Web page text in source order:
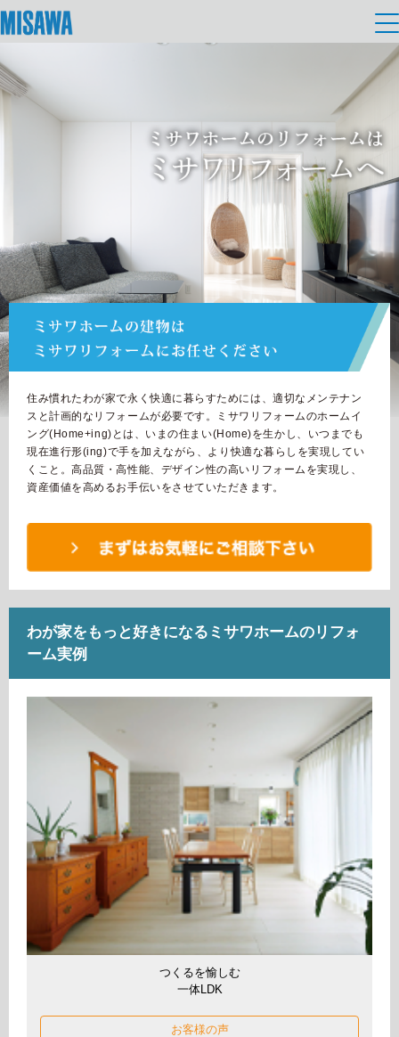
建てる
テクノロジー（住まいの性能）
デザイナーズギャラリー
インテリア
住まいづくりガイド
買う
分譲住宅（建売・土地）検索
中古住宅検索
スムストック検索
分譲マンション検索
[MISAWA RELAY]
住まいの売却
これから住まいをご検討の方
多彩な動画やこだわりが詰まった建築実例、注目の最新情報など、
住まいづくりを楽しく学べるデジタルラウンジです。
ホームラウンジ 新築・戸建て
賃貸住宅
賃貸併用住宅
店舗・各種施設
土地活用モデルルーム見学
土地活用実例
法人のお客さま
企業不動産活用（CRE）戦略
社宅建築
医療・介護・子育て・障がい福祉施設
これから土地活用・賃貸経営をご検討の方
土地活用の基礎から長期安定経営を目指すオーナー様まで、賃貸経
営に役立つ多彩な情報を幅広くお届けします。
ホームラウンジ 土地活用・賃貸経営
戸建て・マンション
ミサワリフォームとは
リフォームの流れ
リフォームメニュー
リフォーム事例
事業用
事業用リノベーション
ホテル・旅館リフォーム
リフォーム営業所
これからリフォームをご検討の方
実例動画や基礎知識、収納の工夫など、理想の住まいを叶えるリフ
ォームの具体策とアイデアを豊富にご用意しています。
ホームラウンジ リフォーム
まちづくり
複合開発・投資開発
複合開発事業（ASMACI-アスマチ-）
再開発・官民連携事業
分譲マンション開発事業
収益不動産・投資開発事業
建築再生事業
事業用売買
事業用地・事業用建物
分譲用地
すべてのフィールドに新しい価値をデザインし、持続可能な未来志
向のまちづくりを実現していきます。
ミサワゼネラルソリューション
オーナーサポート
サポートメニュー
住まいるりんぐ（ロングサポート）
保証制度
ミサワリフォーム
ご相談窓口
お客様センター
ミサワホームオーナーさま・リフォーム工事ご契約者さまとミサワ
ホームを結ぶコミュニケーションサイト。お得・便利・安心なコン
テンツや、ミサワホームからの大切なお知らせなど配信していま
ミサワオーナーズクラブ
企業・IR情報
企業・IR
ニュース
MISAWAについて
ミサワホームグループ
IR情報
SDGs
環境活動
新卒者採用
中途採用
障がい者採用
ウエルネス事業
海外事業
展示場・イベント情報
カタログ請求
住まいのご相談
住み慣れたわが家で永く快適に暮らすためには、適切なメンテナン
スと計画的なリフォームが必要です。ミサワリフォームのホームイ
ング(Home+ing)とは、いまの住まい(Home)を生かし、いつまでも
現在進行形(ing)で手を加えながら、より快適な暮らしを実現してい
くこと。高品質・高性能、デザイン性の高いリフォームを実現し、
資産価値を高めるお手伝いをさせていただきます。
わが家をもっと好きになるミサワホームのリフォ
ーム実例
つくるを愉しむ
一体LDK
お客様の声